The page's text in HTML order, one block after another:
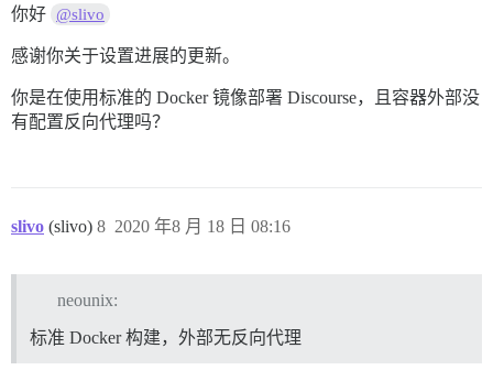
你好 @slivo
感谢你关于设置进展的更新。
你是在使用标准的 Docker 镜像部署 Discourse，且容器外部没
有配置反向代理吗？
slivo (slivo) 2020 年8 月 18 日 08:16
8
neounix:
标准 Docker 构建，外部无反向代理